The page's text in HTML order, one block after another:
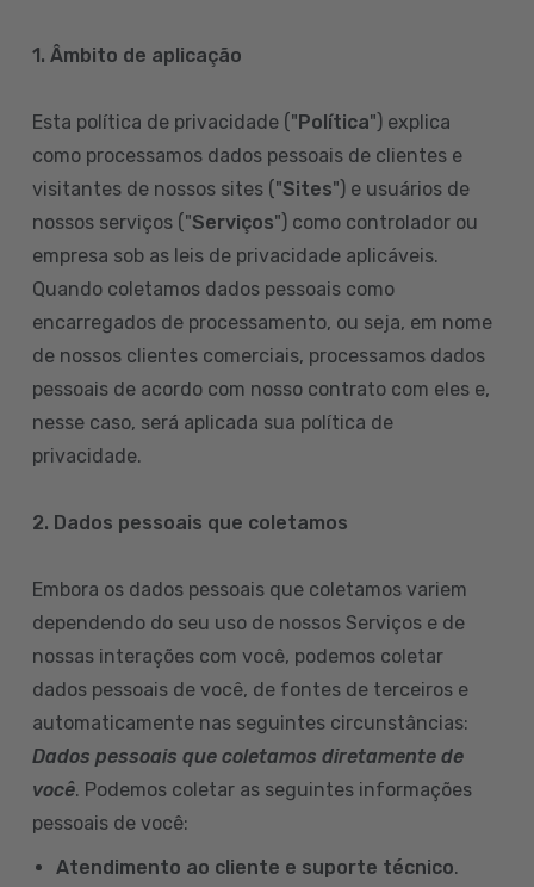
1. Âmbito de aplicação
Esta política de privacidade ("Política") explica
como processamos dados pessoais de clientes e
visitantes de nossos sites ("Sites") e usuários de
nossos serviços ("Serviços") como controlador ou
empresa sob as leis de privacidade aplicáveis.
Quando coletamos dados pessoais como
encarregados de processamento, ou seja, em nome
de nossos clientes comerciais, processamos dados
pessoais de acordo com nosso contrato com eles e,
nesse caso, será aplicada sua política de
privacidade.
2. Dados pessoais que coletamos
Embora os dados pessoais que coletamos variem
dependendo do seu uso de nossos Serviços e de
nossas interações com você, podemos coletar
dados pessoais de você, de fontes de terceiros e
automaticamente nas seguintes circunstâncias:
Dados pessoais que coletamos diretamente de
você. Podemos coletar as seguintes informações
pessoais de você:
Atendimento ao cliente e suporte técnico.